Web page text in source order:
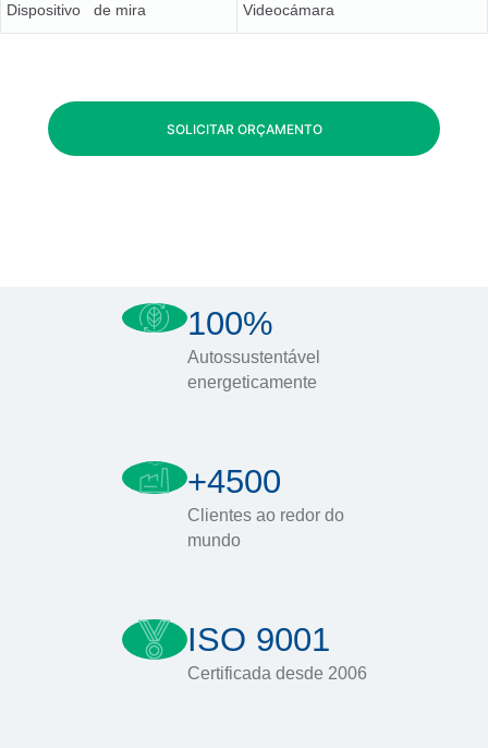
Dispositivo de mira Videocámara
SOLICITAR ORÇAMENTO
100%
Autossustentável
energeticamente
+4500
Clientes ao redor do
mundo
ISO 9001
Certificada desde 2006